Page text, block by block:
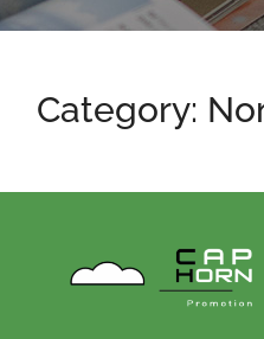
Category: